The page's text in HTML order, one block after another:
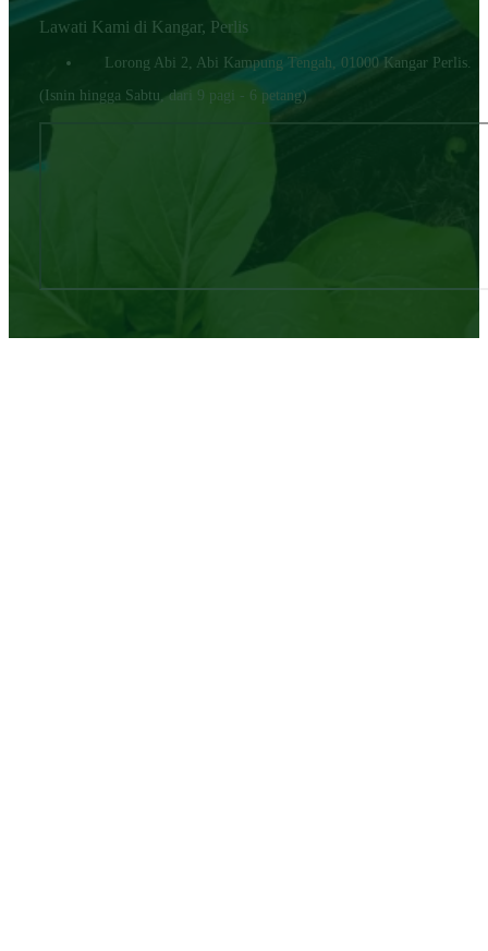
Lawati Kami di Kangar, Perlis
Lorong Abi 2, Abi Kampung Tengah, 01000 Kangar Perlis.
(Isnin hingga Sabtu, dari 9 pagi - 6 petang)